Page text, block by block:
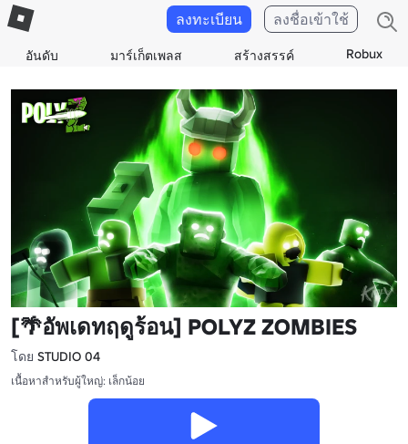
อันดับ มาร์เก็ตเพลส สร้างสรรค์ Robux
ลงทะเบียน ลงชื่อเข้าใช้
[🌴อัพเดทฤดูร้อน] POLYZ ZOMBIES
โดย STUDIO 04
เนื้อหาสำหรับผู้ใหญ่: เล็กน้อย